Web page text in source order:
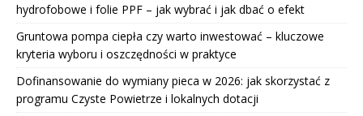
hydrofobowe i folie PPF – jak wybrać i jak dbać o efekt
Gruntowa pompa ciepła czy warto inwestować – kluczowe
kryteria wyboru i oszczędności w praktyce
Dofinansowanie do wymiany pieca w 2026: jak skorzystać z
programu Czyste Powietrze i lokalnych dotacji